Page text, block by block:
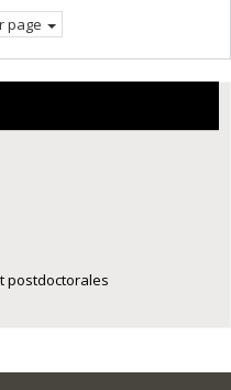
page
postdoctorales